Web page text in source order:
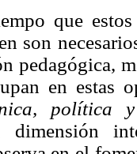
que estos
son
pedagógica,
en estas
política
dimensión